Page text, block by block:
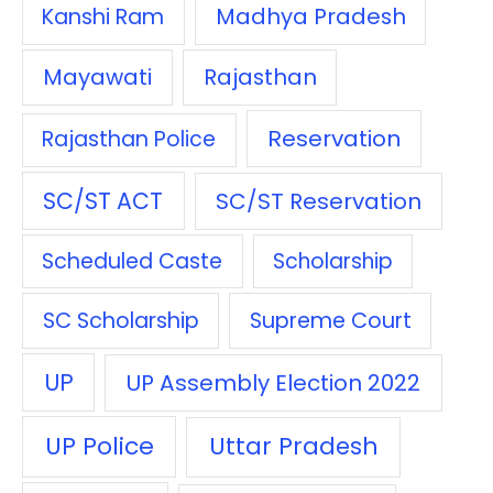
Kanshi Ram
Madhya Pradesh
Mayawati
Rajasthan
Rajasthan Police Reservation
SC/ST ACT SC/ST Reservation
Scheduled Caste Scholarship
SC Scholarship Supreme Court
UP UP Assembly Election 2022
UP Police Uttar Pradesh